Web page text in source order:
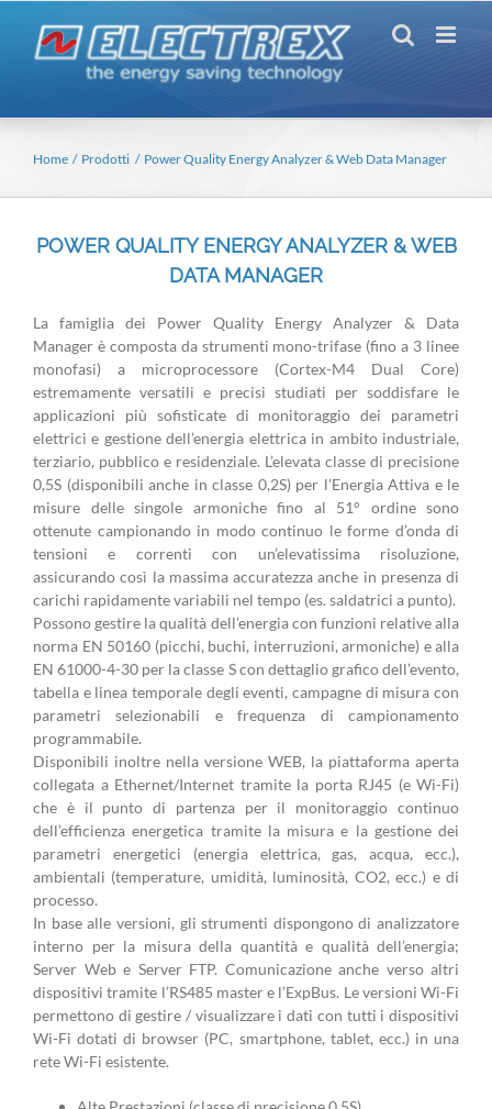
contenuto
Home Prodotti Power Quality Energy Analyzer & Web Data Manager
POWER QUALITY ENERGY ANALYZER & WEB
DATA MANAGER
La famiglia dei Power Quality Energy Analyzer & Data
Manager è composta da strumenti mono-trifase (fino a 3 linee
monofasi) a microprocessore (Cortex-M4 Dual Core)
estremamente versatili e precisi studiati per soddisfare le
applicazioni più sofisticate di monitoraggio dei parametri
elettrici e gestione dell’energia elettrica in ambito industriale,
terziario, pubblico e residenziale. L’elevata classe di precisione
0,5S (disponibili anche in classe 0,2S) per l’Energia Attiva e le
misure delle singole armoniche fino al 51° ordine sono
ottenute campionando in modo continuo le forme d’onda di
tensioni e correnti con un’elevatissima risoluzione,
assicurando così la massima accuratezza anche in presenza di
carichi rapidamente variabili nel tempo (es. saldatrici a punto).
Possono gestire la qualità dell’energia con funzioni relative alla
norma EN 50160 (picchi, buchi, interruzioni, armoniche) e alla
EN 61000-4-30 per la classe S con dettaglio grafico dell’evento,
tabella e linea temporale degli eventi, campagne di misura con
parametri selezionabili e frequenza di campionamento
programmabile.
Disponibili inoltre nella versione WEB, la piattaforma aperta
collegata a Ethernet/Internet tramite la porta RJ45 (e Wi-Fi)
che è il punto di partenza per il monitoraggio continuo
dell’efficienza energetica tramite la misura e la gestione dei
parametri energetici (energia elettrica, gas, acqua, ecc.),
ambientali (temperature, umidità, luminosità, CO2, ecc.) e di
processo.
In base alle versioni, gli strumenti dispongono di analizzatore
interno per la misura della quantità e qualità dell’energia;
Server Web e Server FTP. Comunicazione anche verso altri
dispositivi tramite l’RS485 master e l’ExpBus. Le versioni Wi-Fi
permettono di gestire / visualizzare i dati con tutti i dispositivi
Wi-Fi dotati di browser (PC, smartphone, tablet, ecc.) in una
rete Wi-Fi esistente.